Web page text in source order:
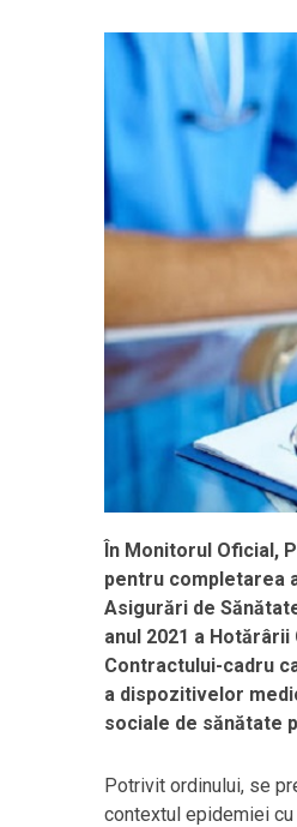
În Monitorul Oficial,
pentru completarea
Asigurări de
anul 2021 a
Contractului-cadru
a dispozitivelor
sociale de sănătate
Potrivit ordinului, se
contextul epidemiei